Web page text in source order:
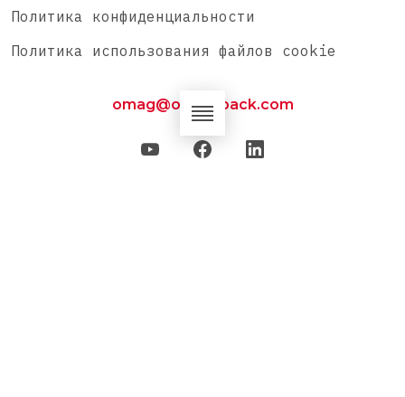
Политика конфиденциальности
Политика использования файлов cookie
omag@omag-pack.com